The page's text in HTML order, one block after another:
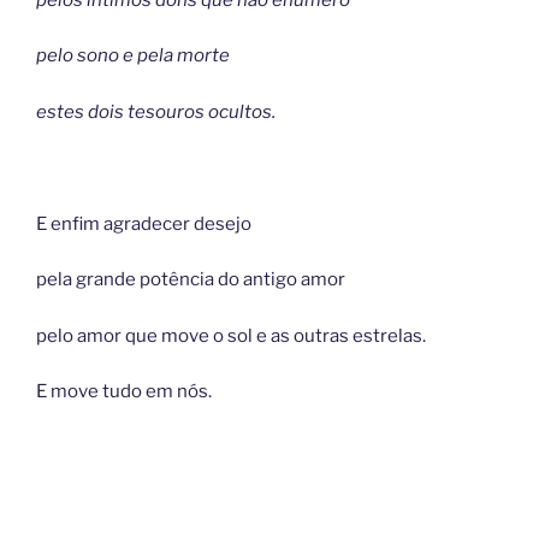
pelo sono e pela morte
estes dois tesouros ocultos.
E enfim agradecer desejo
pela grande potência do antigo amor
pelo amor que move o sol e as outras estrelas.
E move tudo em nós.